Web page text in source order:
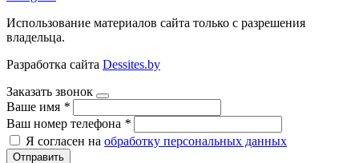
Использование материалов сайта только с разрешения
владельца.
Разработка сайта Dessites.by
Заказать звонок
Ваше имя *
Ваш номер телефона *
Я согласен на обработку персональных данных
Отправить